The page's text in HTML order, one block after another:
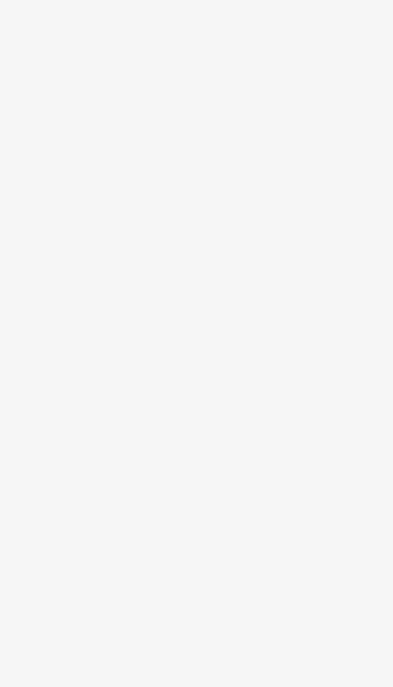
z prawnie uzasadnionych interesów
sytuacją. W razie wniesienia sprzeciwu,
do przetwarzania, nadrzędnych wobec
się na podstawie zgody osoby na
to nie ma wpływu na zgodność
nadzorczego na niezgodne z prawem
Ochrony Danych Osobowych.
podanie danych osobowych jest
podejmowaniu decyzji, w tym również